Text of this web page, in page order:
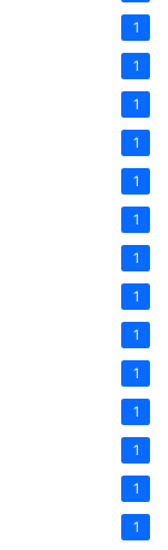
1
1
1
1
1
1
1
1
1
1
1
1
1
1